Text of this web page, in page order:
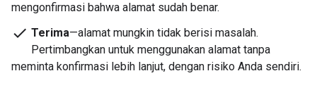
mengonfirmasi bahwa alamat sudah benar.
check Terima—alamat mungkin tidak berisi masalah.
Pertimbangkan untuk menggunakan alamat tanpa
meminta konfirmasi lebih lanjut, dengan risiko Anda sendiri.